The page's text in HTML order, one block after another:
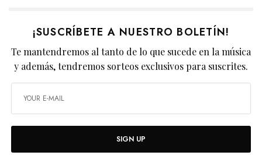
¡SUSCRÍBETE A NUESTRO BOLETÍN!
Te mantendremos al tanto de lo que sucede en la música
y además, tendremos sorteos exclusivos para suscrites.
SIGN UP